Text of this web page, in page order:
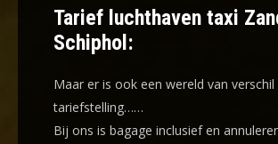
Tarief luchthaven taxi
Schiphol:
Maar er is ook een wereld van
tariefstelling……
Bij ons is bagage inclusief en